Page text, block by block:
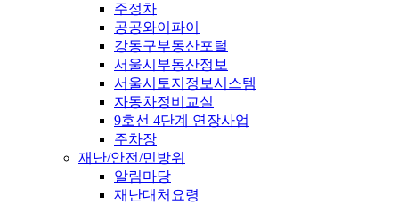
주정차
공공와이파이
강동구부동산포털
서울시부동산정보
서울시토지정보시스템
자동차정비교실
9호선 4단계 연장사업
주차장
재난/안전/민방위
알림마당
재난대처요령